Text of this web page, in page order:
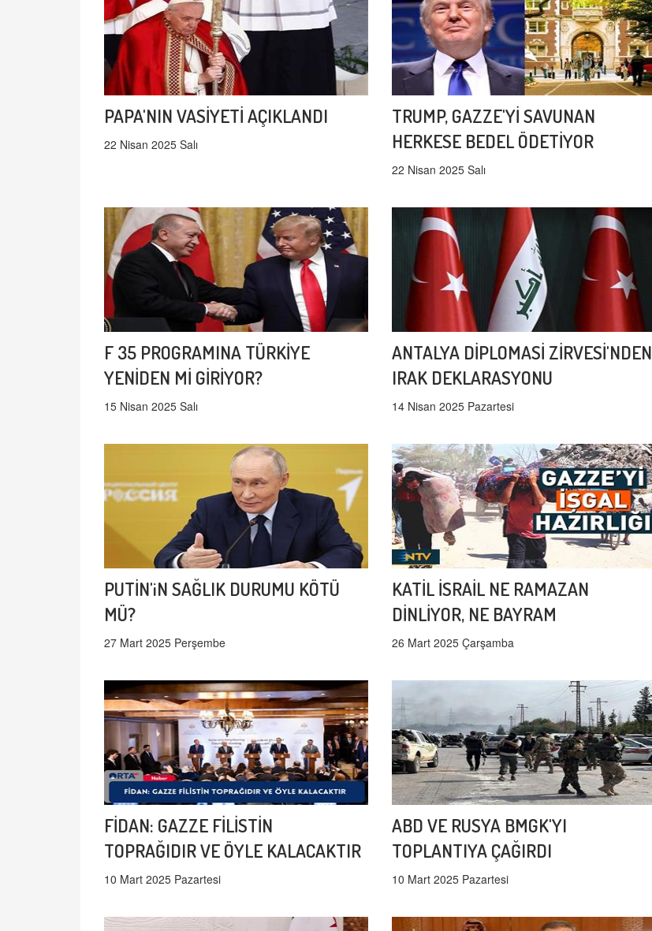
PAPA'NIN VASİYETİ AÇIKLANDI
22 Nisan 2025 Salı
TRUMP, GAZZE'Yİ SAVUNAN
HERKESE BEDEL ÖDETİYOR
22 Nisan 2025 Salı
F 35 PROGRAMINA TÜRKİYE
YENİDEN Mİ GİRİYOR?
15 Nisan 2025 Salı
ANTALYA DİPLOMASİ ZİRVESİ'NDEN
IRAK DEKLARASYONU
14 Nisan 2025 Pazartesi
PUTİN'iN SAĞLIK DURUMU KÖTÜ
MÜ?
27 Mart 2025 Perşembe
KATİL İSRAİL NE RAMAZAN
DİNLİYOR, NE BAYRAM
26 Mart 2025 Çarşamba
FİDAN: GAZZE FİLİSTİN
TOPRAĞIDIR VE ÖYLE KALACAKTIR
10 Mart 2025 Pazartesi
ABD VE RUSYA BMGK'YI
TOPLANTIYA ÇAĞIRDI
10 Mart 2025 Pazartesi